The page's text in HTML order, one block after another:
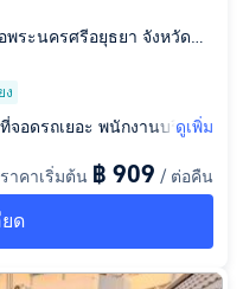
ระนครศรีอยุธยา จังหวัดพร
สวนพลู, จังหวัดพระนครศรีอ
ง
จอดรถเยอะ พนักงานบริการ
น ขับรถไปเซนทรัลไม่ถึง 5 น
ดูเพิ่ม
ราคาเริ่มต้น ฿ 909 / ต่อคืน
ยด